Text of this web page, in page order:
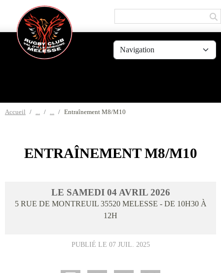
Accueil Entraînement M8/M10
ENTRAÎNEMENT M8/M10
LE SAMEDI 04 AVRIL 2026
5 RUE DE MONTREUIL 35520 MELESSE - DE 10H30 À
12H
PUBLIÉ LE 07 JUIL. 2025
Panneau de gestion des cookies